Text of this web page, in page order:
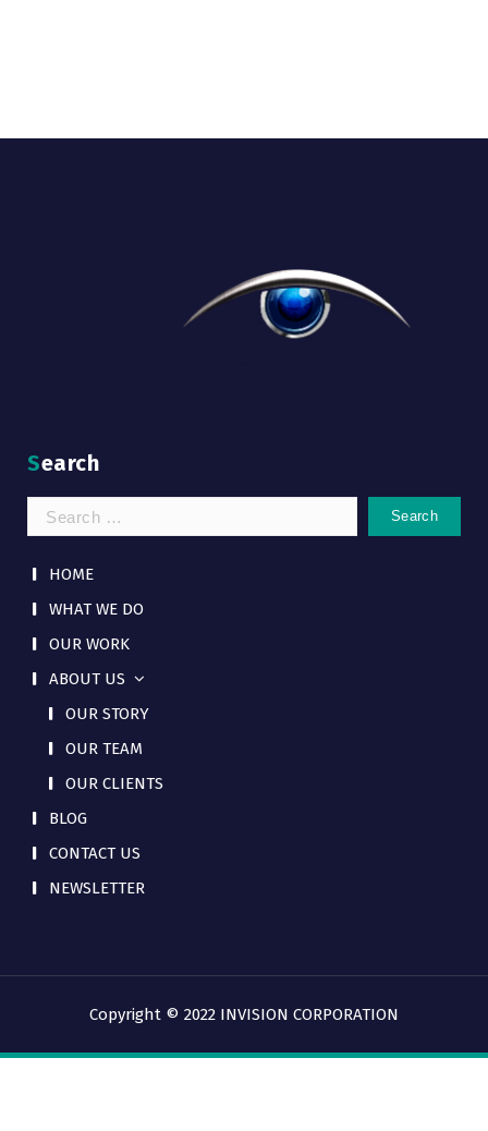
Search
Search
for:
HOME
WHAT WE DO
OUR WORK
ABOUT US
OUR STORY
OUR TEAM
OUR CLIENTS
BLOG
CONTACT US
NEWSLETTER
Copyright © 2022 INVISION CORPORATION